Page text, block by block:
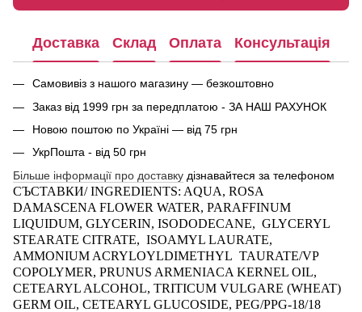
Доставка Склад Оплата Консультація
Самовивіз з нашого магазину — безкоштовно
Заказ від 1999 грн за передплатою - ЗА НАШ РАХУНОК
Новою поштою по Україні — від 75 грн
УкрПошта - від 50 грн
Більше інформації про доставку дізнавайтеся за телефоном
СЪСТАВКИ/ INGREDIENTS: AQUA, ROSA
DAMASCENA FLOWER WATER, PARAFFINUM
LIQUIDUM, GLYCERIN, ISODODECANE, GLYCERYL
STEARATE CITRATE, ISOAMYL LAURATE,
AMMONIUM ACRYLOYLDIMETHYL TAURATE/VP
COPOLYMER, PRUNUS ARMENIACA KERNEL OIL,
CETEARYL ALCOHOL, TRITICUM VULGARE (WHEAT)
GERM OIL, CETEARYL GLUCOSIDE, PEG/PPG-18/18